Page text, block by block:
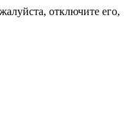
отключите его,